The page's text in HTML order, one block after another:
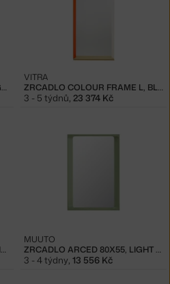
ZRCADLO COLOUR FRAME L, GREEN/PINK ZRCADLO COLOUR FRAME L, BLUE/ORANGE
VITRA
3 - 5 týdnů, 23 374 Kč
ZRCADLO COLOUR FRAME L, NEUTRAL ZRCADLO ARCED 80X55, LIGHT GREEN
MUUTO
3 - 4 týdny, 13 556 Kč